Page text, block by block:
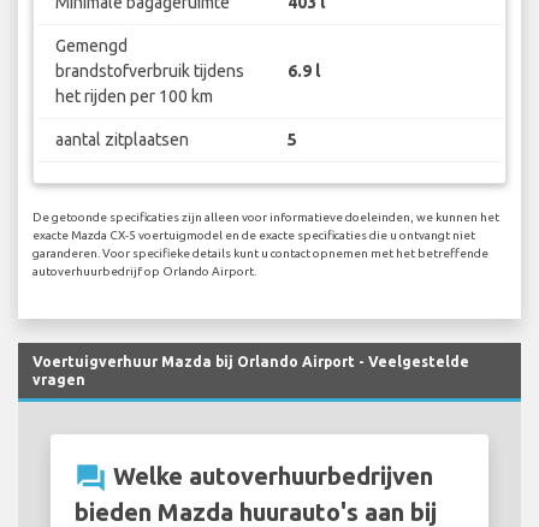
Gemengd
brandstofverbruik tijdens
het rijden per 100 km
6.9 l
aantal zitplaatsen 5
De getoonde specificaties zijn alleen voor informatieve doeleinden, we kunnen het
exacte Mazda CX-5 voertuigmodel en de exacte specificaties die u ontvangt niet
garanderen. Voor specifieke details kunt u contact opnemen met het betreffende
autoverhuurbedrijf op Orlando Airport.
Voertuigverhuur Mazda bij Orlando Airport - Veelgestelde
vragen
question_answer Welke autoverhuurbedrijven
bieden Mazda huurauto's aan bij